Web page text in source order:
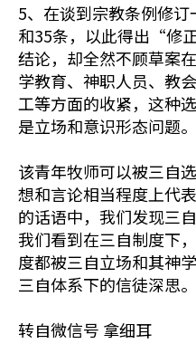
5、在谈到宗教条例修
和35条，以此得出“修
结论，却全然不顾草案
学教育、神职人员、教
工等方面的收紧，这种
是立场和意识形态问题。
该青年牧师可以被三自
想和言论相当程度上代
的话语中，我们发现三
我们看到在三自制度下
度都被三自立场和其神
三自体系下的信徒深思。
转自微信号 拿细耳